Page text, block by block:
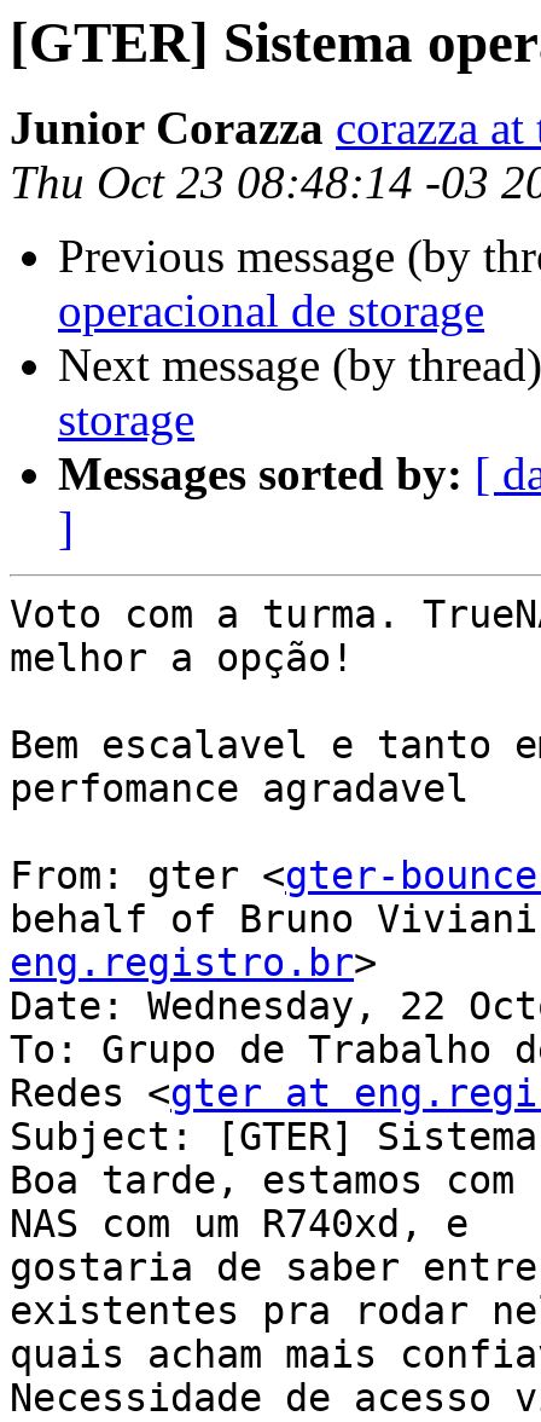
[GTER] Sistema
Junior Corazza corazza
Thu Oct 23 08:48:14 -03
Previous message (by
operacional de storage
Next message (by
storage
Messages sorted by: [
]
Voto com a turma.
melhor a opção!
Bem escalavel e tanto
perfomance agradavel
From: gter <gter-
behalf of Bruno
eng.registro.br>
Date: Wednesday, 22
To: Grupo de Trabalho
Redes <gter at
Subject: [GTER]
Boa tarde, estamos com
NAS com um R740xd, e
gostaria de saber
existentes pra rodar
quais acham mais
Necessidade de acesso